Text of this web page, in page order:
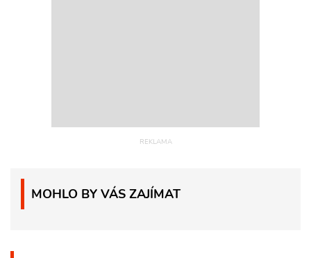
MOHLO BY VÁS ZAJÍMAT